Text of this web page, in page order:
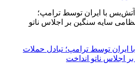
ایران توسط ترامپ؛ تبادل حملات
اجلاس ناتو انداخت